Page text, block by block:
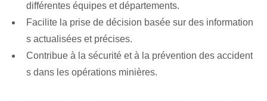
différentes équipes et départements.
Facilite la prise de décision basée sur des information
s actualisées et précises.
Contribue à la sécurité et à la prévention des accident
s dans les opérations minières.